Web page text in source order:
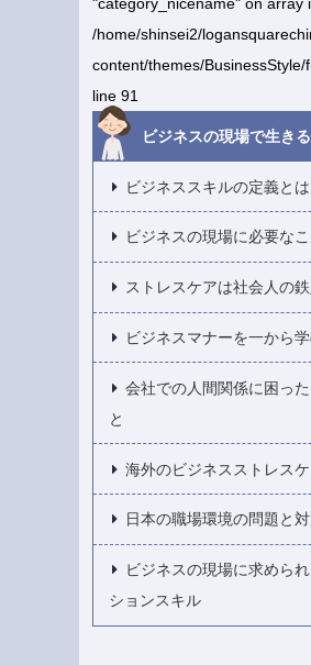
"category_nicename" on array
/home/shinsei2/
content/themes/BusinessStyle/
line 91
ビジネスの現場で生き
ビジネススキルの定義とは
ビジネスの現場に必要なこ
ストレスケアは社会人の鉄
ビジネスマナーを一から学
会社での人間関係に困っ
と
海外のビジネスストレス
日本の職場環境の問題と
ビジネスの現場に求めら
ションスキル